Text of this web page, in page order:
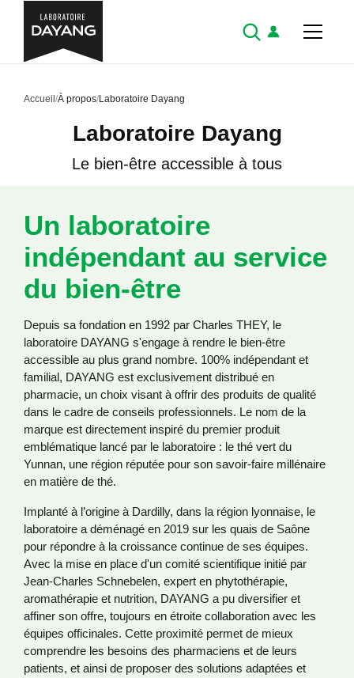
Accueil /À propos/Laboratoire Dayang
Laboratoire Dayang
Le bien-être accessible à tous
Un laboratoire
indépendant au service
du bien-être
Depuis sa fondation en 1992 par Charles THEY, le
laboratoire DAYANG s'engage à rendre le bien-être
accessible au plus grand nombre. 100% indépendant et
familial, DAYANG est exclusivement distribué en
pharmacie, un choix visant à offrir des produits de qualité
dans le cadre de conseils professionnels. Le nom de la
marque est directement inspiré du premier produit
emblématique lancé par le laboratoire : le thé vert du
Yunnan, une région réputée pour son savoir-faire millénaire
en matière de thé.
Implanté à l’origine à Dardilly, dans la région lyonnaise, le
laboratoire a déménagé en 2019 sur les quais de Saône
pour répondre à la croissance continue de ses équipes.
Avec la mise en place d'un comité scientifique initié par
Jean-Charles Schnebelen, expert en phytothérapie,
aromathérapie et nutrition, DAYANG a pu diversifier et
affiner son offre, toujours en étroite collaboration avec les
équipes officinales. Cette proximité permet de mieux
comprendre les besoins des pharmaciens et de leurs
patients, et ainsi de proposer des solutions adaptées et